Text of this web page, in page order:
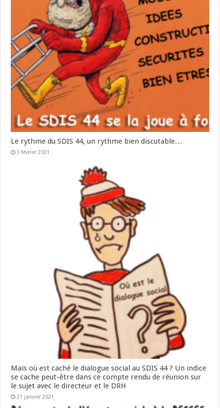
Le rythme du SDIS 44, un rythme bien discutable…
3 février 2021
Mais où est caché le dialogue social au SDIS 44 ? Un indice
se cache peut-être dans ce compte rendu de réunion sur
le sujet avec le directeur et le DRH
21 janvier 2021